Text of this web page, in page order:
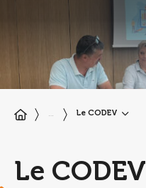
… Le CODEV
Le CODEV